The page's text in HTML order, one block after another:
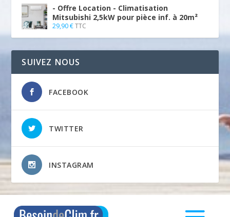
- Offre Location - Climatisation
Mitsubishi 2,5kW pour pièce inf. à 20m²
29,90€ TTC
SUIVEZ NOUS
FACEBOOK
TWITTER
INSTAGRAM